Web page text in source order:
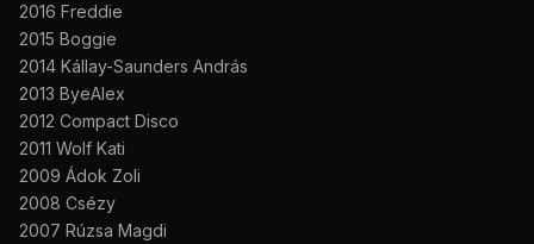
2016 Freddie
2015 Boggie
2014 Kállay-Saunders András
2013 ByeAlex
2012 Compact Disco
2011 Wolf Kati
2009 Ádok Zoli
2008 Csézy
2007 Rúzsa Magdi